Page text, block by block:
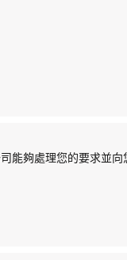
能夠處理您的要求並向